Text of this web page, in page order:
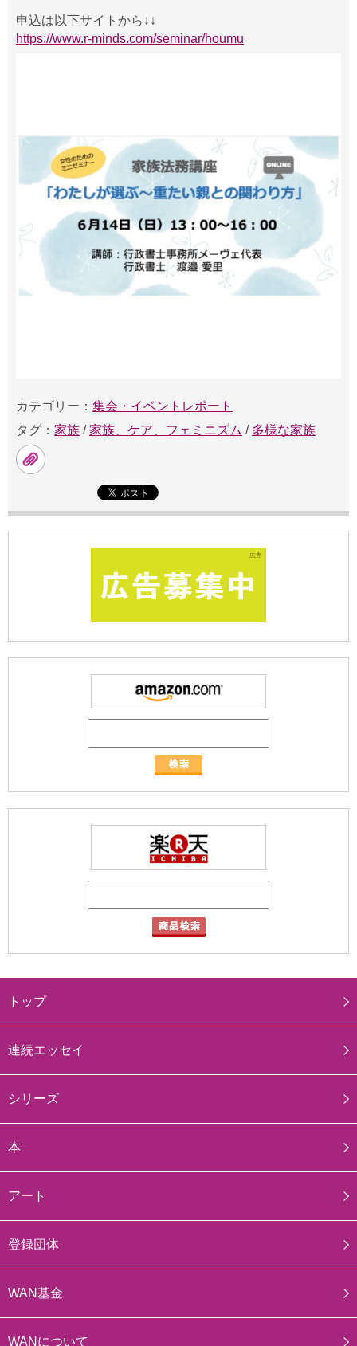
申込は以下サイトから↓↓
https://www.r-minds.com/seminar/houmu
カテゴリー： 集会・イベントレポート
タグ： 家族 /家族、ケア、フェミニズム / 多様な家族
トップ
連続エッセイ
シリーズ
本
アート
登録団体
WAN基金
WANについて